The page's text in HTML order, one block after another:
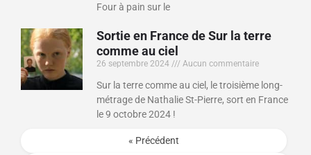
Four à pain sur le
Sortie en France de Sur la terre
comme au ciel
26 septembre 2024 Aucun commentaire
Sur la terre comme au ciel, le troisième long-
métrage de Nathalie St-Pierre, sort en France
le 9 octobre 2024 !
« Précédent